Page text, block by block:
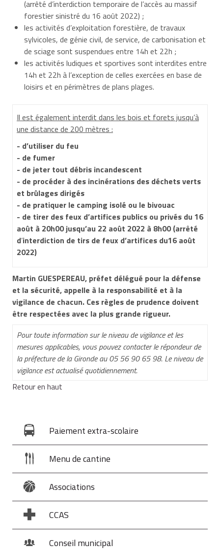
(arrêté d’interdiction temporaire de l’accès au massif
forestier sinistré du 16 août 2022) ;
les activités d’exploitation forestière, de travaux
sylvicoles, de génie civil, de service, de carbonisation et
de sciage sont suspendues entre 14h et 22h ;
les activités ludiques et sportives sont interdites entre
14h et 22h à l’exception de celles exercées en base de
loisirs et en périmètres de plans plages.
Il est également interdit dans les bois et forets jusqu’à
une distance de 200 mètres :
- d’utiliser du feu
- de fumer
- de jeter tout débris incandescent
- de procéder à des incinérations des déchets verts
et brûlages dirigés
- de pratiquer le camping isolé ou le bivouac
- de tirer des feux d’artifices publics ou privés du 16
août à 20h00 jusqu’au 22 août 2022 à 8h00(arrêté
d’interdiction de tirs de feux d’artifices du16 août
2022)
Martin GUESPEREAU, préfet délégué pour la défense
et la sécurité, appelle à la responsabilité et à la
vigilance de chacun. Ces règles de prudence doivent
être respectées avec la plus grande rigueur.
Pour toute information sur le niveau de vigilance et les
mesures applicables, vous pouvez contacter le répondeur de
la préfecture de la Gironde au 05 56 90 65 98. Le niveau de
vigilance est actualisé quotidiennement.
Retour en haut
Paiement extra-scolaire
Menu de cantine
Associations
CCAS
Conseil municipal